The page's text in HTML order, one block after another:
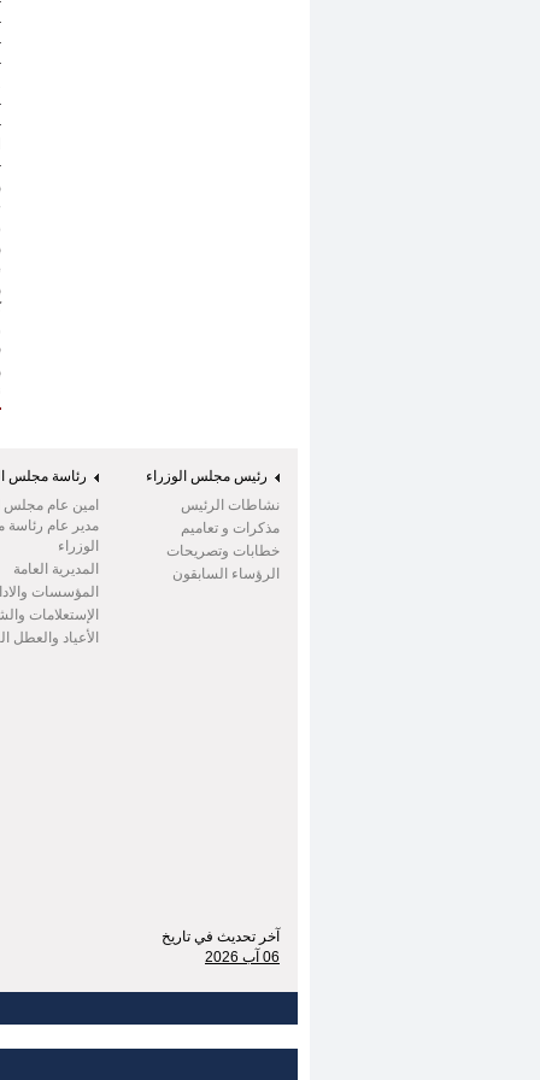
رئيس مجلس الوزراء
نشاطات الرئيس
مذكرات و تعاميم
خطابات وتصريحات
الرؤساء السابقون
رئاسة مجلس
امين عام مجلس
مدير عام
الوزراء
المديرية العامة
المؤسسات
الإستعلامات
الأعياد والعطل
آخر تحديث في تاريخ
06 آب 2026